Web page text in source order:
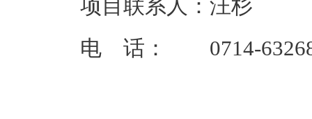
项目联系人：汪杉
电 话： 0714-